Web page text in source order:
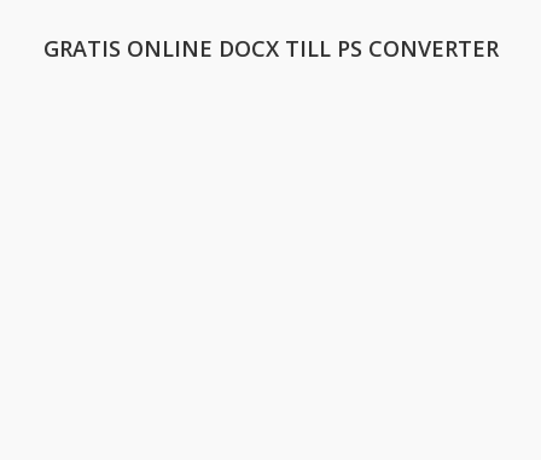
GRATIS ONLINE DOCX TILL PS CONVERTER